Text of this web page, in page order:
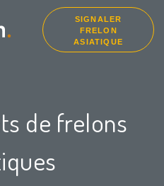
SIGNALER
FRELON
ASIATIQUE
de frelons